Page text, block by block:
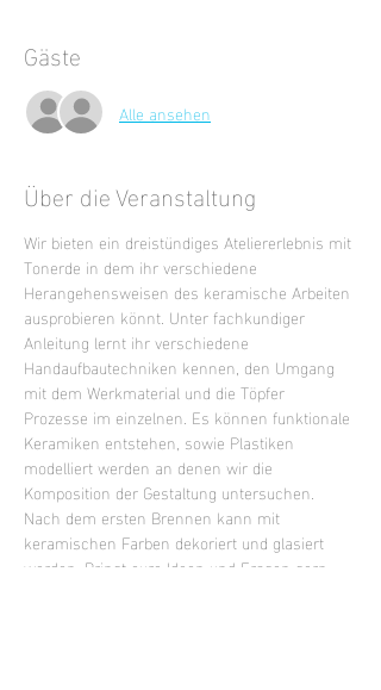
Gäste
Alle ansehen
Über die Veranstaltung
Wir bieten ein dreistündiges Ateliererlebnis mit
Tonerde in dem ihr verschiedene
Herangehensweisen des keramische Arbeiten
ausprobieren könnt. Unter fachkundiger
Anleitung lernt ihr verschiedene
Handaufbautechniken kennen, den Umgang
mit dem Werkmaterial und die Töpfer
Prozesse im einzelnen. Es können funktionale
Keramiken entstehen, sowie Plastiken
modelliert werden an denen wir die
Komposition der Gestaltung untersuchen.
Nach dem ersten Brennen kann mit
keramischen Farben dekoriert und glasiert
werden. Bringt eure Ideen und Fragen gern